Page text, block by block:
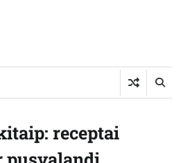
receptai